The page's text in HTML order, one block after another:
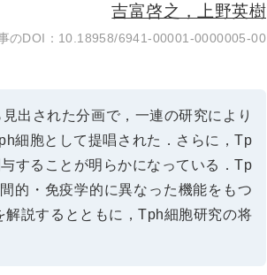
吉富啓之，上野英樹
10.18958/6941-00001-0000005-00
出された分画で，一連の研究により
細胞として提唱された．さらに，Tp
することが明らかになっている．Tp
的・免疫学的に異なった機能をもつ
説するとともに，Tph細胞研究の将